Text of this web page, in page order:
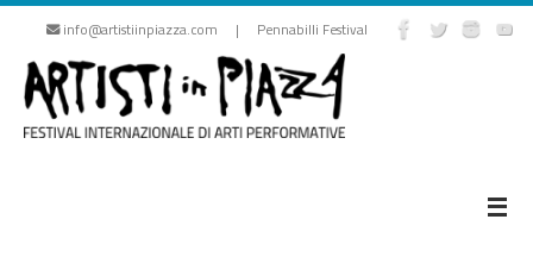
Vai
contenuto
info@artistiinpiazza.com | Pennabilli Festival